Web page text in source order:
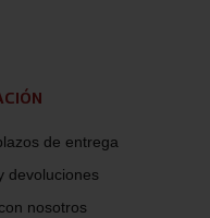
de entrega
devoluciones
nosotros